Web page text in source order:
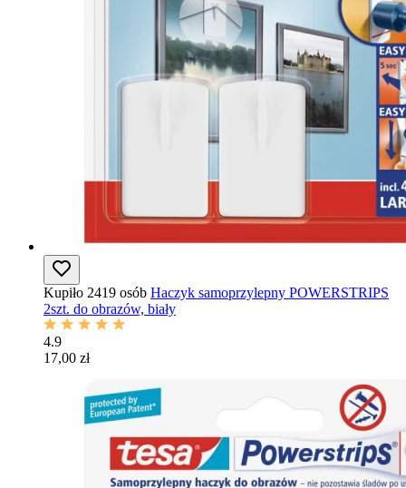
Kupiło 2419 osób Haczyk samoprzylepny POWERSTRIPS
2szt. do obrazów, biały
4.9
17,00 zł